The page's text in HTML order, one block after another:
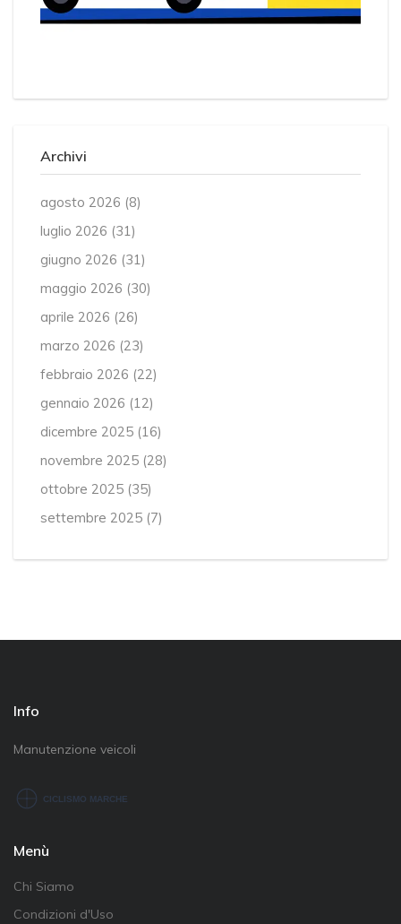
Archivi
agosto 2026 (8)
luglio 2026 (31)
giugno 2026 (31)
maggio 2026 (30)
aprile 2026 (26)
marzo 2026 (23)
febbraio 2026 (22)
gennaio 2026 (12)
dicembre 2025 (16)
novembre 2025 (28)
ottobre 2025 (35)
settembre 2025 (7)
Info
Manutenzione veicoli
Menù
Chi Siamo
Condizioni d'Uso